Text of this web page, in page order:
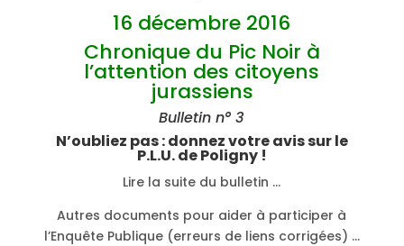
16 décembre 2016
Chronique du Pic Noir à
l’attention des citoyens
jurassiens
Bulletin n° 3
N’oubliez pas : donnez votre avis sur le
P.L.U. de Poligny !
Lire la suite du bulletin …
Autres documents pour aider à participer à
l’Enquête Publique (erreurs de liens corrigées) …